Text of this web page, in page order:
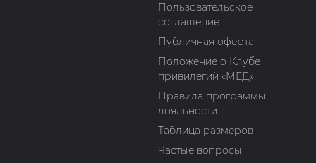
Пользовательское
соглашение
Публичная оферта
Положение о Клубе
привилегий «МЁД»
Правила программы
лояльности
Таблица размеров
Частые вопросы